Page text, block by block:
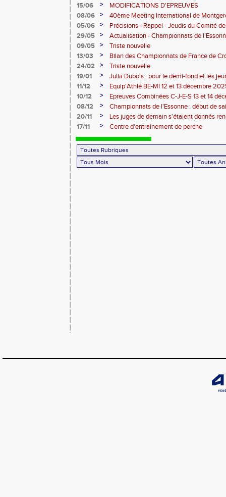
15/06
>
MODIFICATIONS D'EPREUVES
08/06
>
40ème Meeting International de
05/06
>
Précisions - Rappel - Jeudis du Comité
29/05
>
Actualisation - Championnats de
Montgeron
09/05 >
Triste nouvelle
13/03
>
Bilan des Championnats de France de
24/02
>
Triste nouvelle
19/01
>
Julia Dubois : pour le demi-fond et les
11/12
>
Equip'Athlé BE-MI 12 et 13 décembre
10/12
>
Epreuves Combinées C-J-E-S 13 et 14
08/12
>
Championnats de l'Essonne : début de
roues
20/11 >
Les juges de demain s’étaient donnés
17/11
> Centre d'entraînement de perche